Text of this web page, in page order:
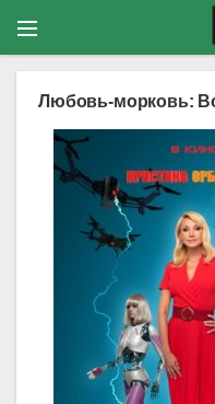
Любовь-морковь: